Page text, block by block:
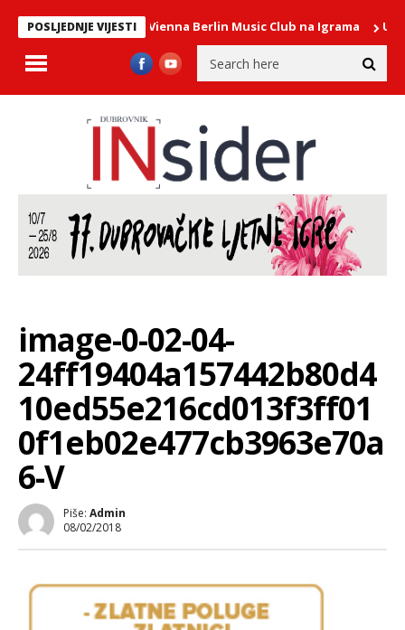
POSLJEDNJE VIJESTI
– The Vienna Berlin Music Club na Igrama U
image-0-02-04-
24ff19404a157442b80d4
10ed55e216cd013f3ff01
0f1eb02e477cb3963e70a
6-V
Piše: Admin
08/02/2018